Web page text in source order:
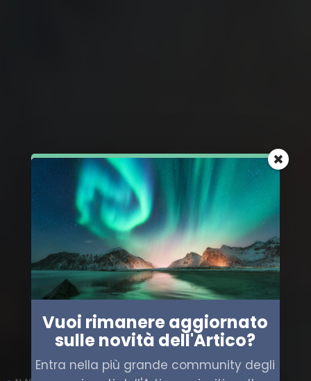
Vuoi rimanere aggiornato
sulle novità dell'Artico?
Entra nella più grande community degli